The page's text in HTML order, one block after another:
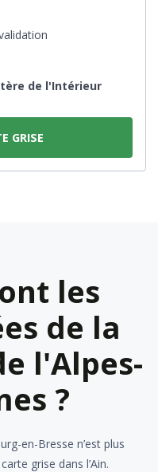
de l'Intérieur
GRISE
les
de la
l'Alpes-
?
en-Bresse n’est plus
grise dans l’Ain.